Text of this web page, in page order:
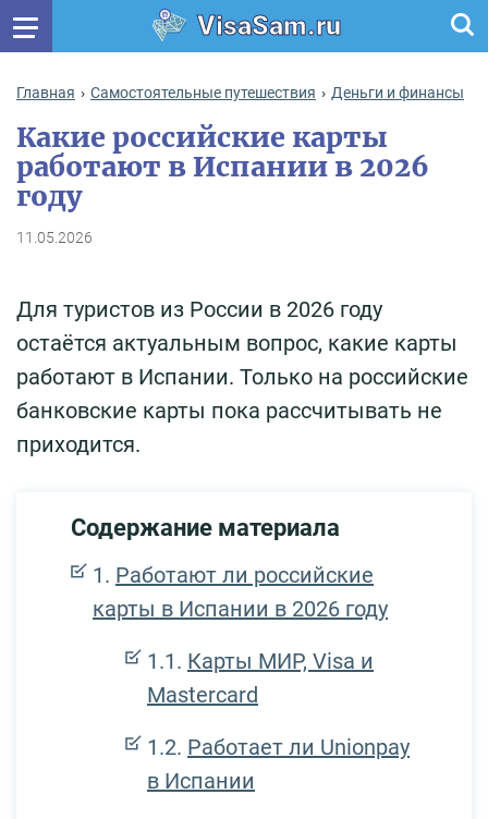
VisaSam.ru
Главная Самостоятельные путешествия Деньги и финансы
Какие российские карты
работают в Испании в 2026
году
11.05.2026
Для туристов из России в 2026 году
остаётся актуальным вопрос, какие карты
работают в Испании. Только на российские
банковские карты пока рассчитывать не
приходится.
Содержание материала
Работают ли российские
карты в Испании в 2026 году
Карты МИР, Visa и
Mastercard
Работает ли Unionpay
в Испании